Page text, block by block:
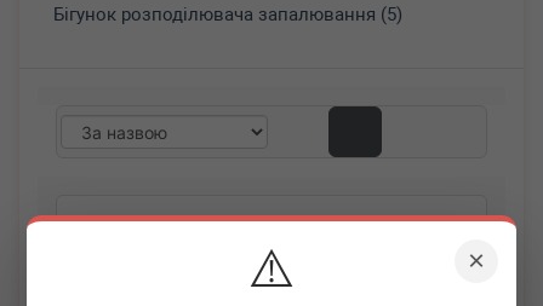
×
⚠️
Бігунок розподілювача запалювання (5)